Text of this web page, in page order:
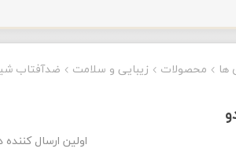
ها محصولات زیبایی و سلامت ضدآفتاب
اولین ارسال